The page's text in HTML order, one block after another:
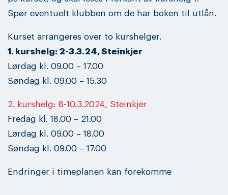
Spør eventuelt klubben om de har boken til utlån.
Kurset arrangeres over to kurshelger.
1. kurshelg: 2-3.3.24, Steinkjer
Lørdag kl. 09.00 – 17.00
Søndag kl. 09.00 – 15.30
2. kurshelg: 8-10.3.2024, Steinkjer
Fredag kl. 18.00 – 21.00
Lørdag kl. 09.00 – 18.00
Søndag kl. 09.00 – 17.00
Endringer i timeplanen kan forekomme